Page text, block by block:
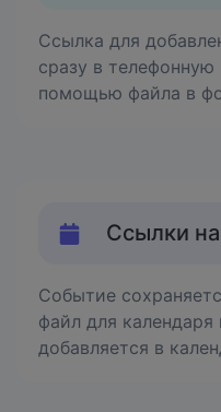
Ссылка для
сразу в телефонную
помощью файла в
Ссылки
Событие
файл для календаря
добавляется в